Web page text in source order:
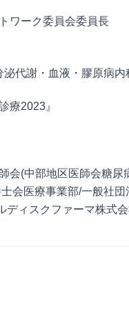
ワーク委員会委員⻑
代謝・⾎液・膠原病
療2023』
会(中部地区医師会糖
会医療事業部/⼀般社
ディスクファーマ株式